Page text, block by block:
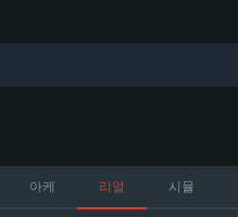
아케 리얼 시뮬